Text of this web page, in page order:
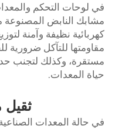
في لوحات التحكم
مشابك النابض المصنوعة
كهربائية نظيفة وآمنة
مقاومتها للتآكل ضرورية
مستقرة، وكذلك لتجنب
حياة المعدات.
ثقيل
في حالة المعدات